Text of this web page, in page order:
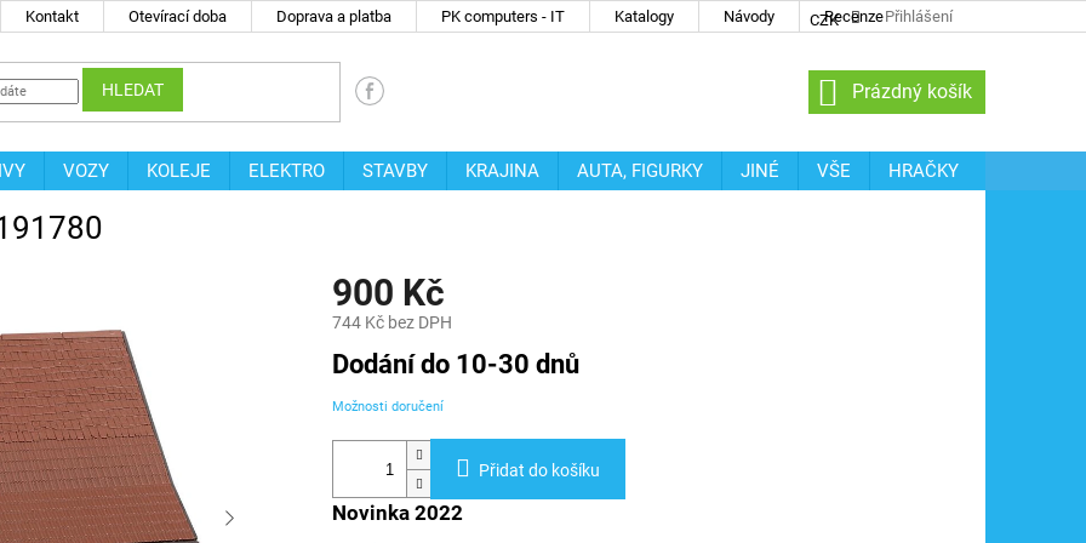
Kontakt Otevírací doba Doprava a platba PK computers - IT Katalogy Návody Recenze
CZK Přihlášení
HLEDAT
NÁKUPNÍ
KOŠÍK
Prázdný košík
VOZY KOLEJE ELEKTRO STAVBY KRAJINA AUTA, FIGURKY JINÉ VŠE
HRAČKY
900 Kč
744 Kč bez DPH
Měrná
cena:
Dodání do 10-30 dnů
Možnosti doručení
Přidat do košíku
Novinka 2022